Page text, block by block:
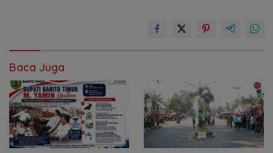
Baca Juga